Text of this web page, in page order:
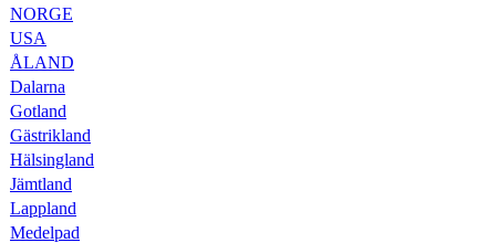
NORGE
USA
ÅLAND
Dalarna
Gotland
Gästrikland
Hälsingland
Jämtland
Lappland
Medelpad